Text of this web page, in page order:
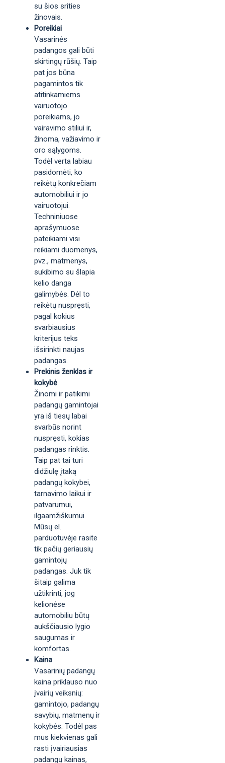
su šios srities
žinovais.
Poreikiai
Vasarinės
padangos gali būti
skirtingų rūšių. Taip
pat jos būna
pagamintos tik
atitinkamiems
vairuotojo
poreikiams, jo
vairavimo stiliui ir,
žinoma, važiavimo ir
oro sąlygoms.
Todėl verta labiau
pasidomėti, ko
reikėtų konkrečiam
automobiliui ir jo
vairuotojui.
Techniniuose
aprašymuose
pateikiami visi
reikiami duomenys,
pvz., matmenys,
sukibimo su šlapia
kelio danga
galimybės. Dėl to
reikėtų nuspręsti,
pagal kokius
svarbiausius
kriterijus teks
išsirinkti naujas
padangas.
Prekinis ženklas ir
kokybė
Žinomi ir patikimi
padangų gamintojai
yra iš tiesų labai
svarbūs norint
nuspręsti, kokias
padangas rinktis.
Taip pat tai turi
didžiulę įtaką
padangų kokybei,
tarnavimo laikui ir
patvarumui,
ilgaamžiškumui.
Mūsų el.
parduotuvėje rasite
tik pačių geriausių
gamintojų
padangas. Juk tik
šitaip galima
užtikrinti, jog
kelionėse
automobiliu būtų
aukščiausio lygio
saugumas ir
komfortas.
Kaina
Vasarinių padangų
kaina priklauso nuo
įvairių veiksnių:
gamintojo, padangų
savybių, matmenų ir
kokybės. Todėl pas
mus kiekvienas gali
rasti įvairiausias
padangų kainas,